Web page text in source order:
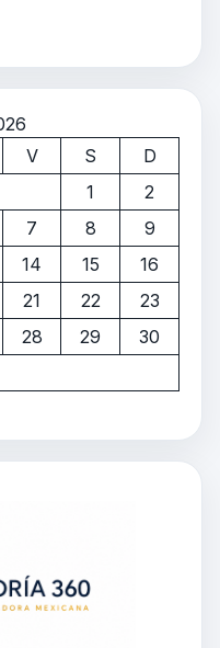
V S
D
1
2
7 8
9
14 15
16
21 22
23
28 29
30